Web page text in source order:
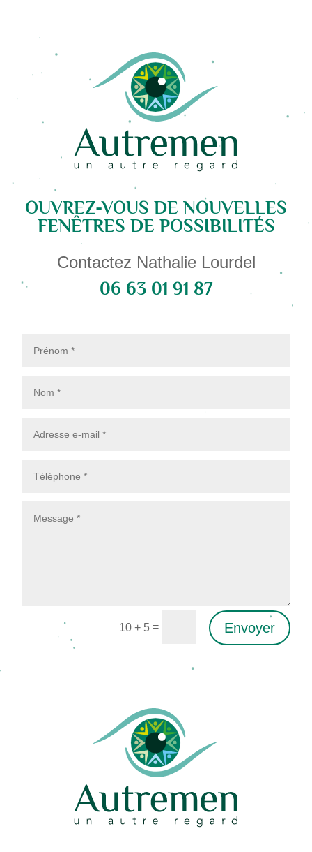
OUVREZ-VOUS DE NOUVELLES
FENÊTRES DE POSSIBILITÉS
Contactez Nathalie Lourdel
06 63 01 91 87
10 + 5= Envoyer